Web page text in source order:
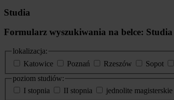
Studia
Formularz wyszukiwania na belce: Studia
lokalizacja:
Katowice
Poznań Rzeszów Sopot
poziom studiów:
I stopnia
II stopnia jednolite magisterskie